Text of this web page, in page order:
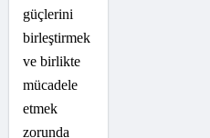
güçlerini
birleştirmek
ve birlikte
mücadele
etmek
zorunda